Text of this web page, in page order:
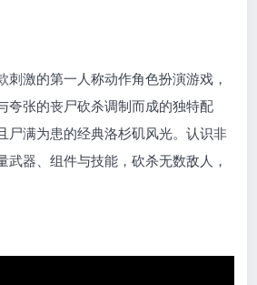
刺激的第一人称动作角色扮演游戏，
夸张的丧尸砍杀调制而成的独特配
尸满为患的经典洛杉矶风光。认识非
武器、组件与技能，砍杀无数敌人，